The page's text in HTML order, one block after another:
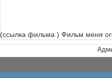
(ссылка фильма ) Фильм меня